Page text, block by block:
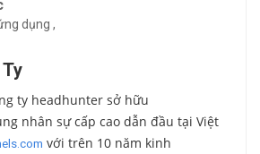
dụng ,
ty headhunter sở hữu
nhân sự cấp cao dẫn đầu tại Việt
với trên 10 năm kinh